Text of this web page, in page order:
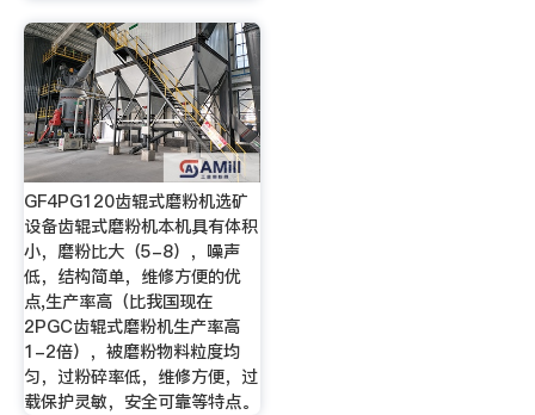
GF4PG120齿辊式磨粉机选矿
设备齿辊式磨粉机本机具有体积
小，磨粉比大（5-8），噪声
低，结构简单，维修方便的优
点,生产率高（比我国现在
2PGC齿辊式磨粉机生产率高
1-2倍），被磨粉物料粒度均
匀，过粉碎率低，维修方便，过
载保护灵敏，安全可靠等特点。